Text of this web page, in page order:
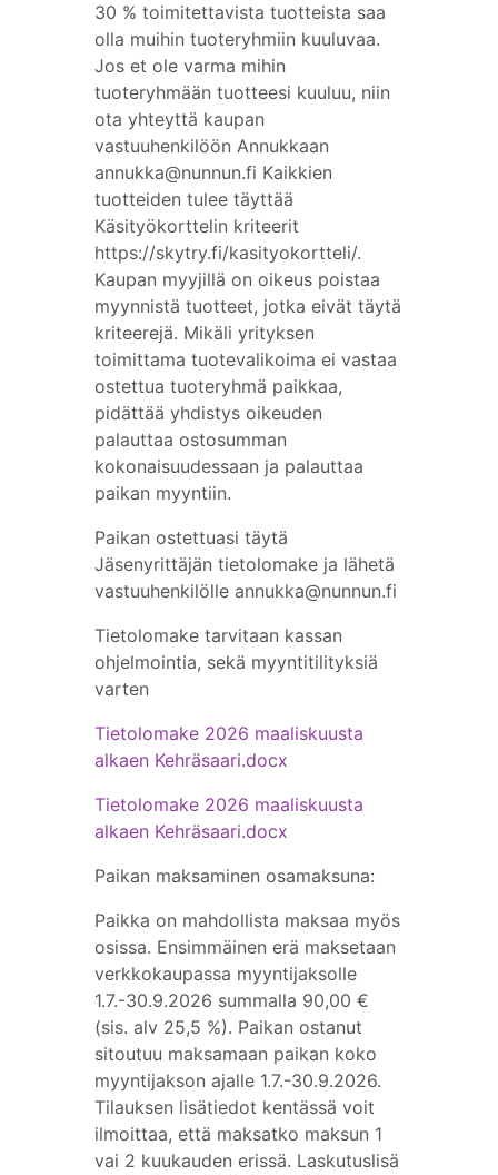
30 % toimitettavista tuotteista saa
olla muihin tuoteryhmiin kuuluvaa.
Jos et ole varma mihin
tuoteryhmään tuotteesi kuuluu, niin
ota yhteyttä kaupan
vastuuhenkilöön Annukkaan
annukka@nunnun.fi Kaikkien
tuotteiden tulee täyttää
Käsityökorttelin kriteerit
https://skytry.fi/kasityokortteli/.
Kaupan myyjillä on oikeus poistaa
myynnistä tuotteet, jotka eivät täytä
kriteerejä. Mikäli yrityksen
toimittama tuotevalikoima ei vastaa
ostettua tuoteryhmä paikkaa,
pidättää yhdistys oikeuden
palauttaa ostosumman
kokonaisuudessaan ja palauttaa
paikan myyntiin.
Paikan ostettuasi täytä
Jäsenyrittäjän tietolomake ja lähetä
vastuuhenkilölle annukka@nunnun.fi
Tietolomake tarvitaan kassan
ohjelmointia, sekä myyntitilityksiä
varten
Tietolomake 2026 maaliskuusta
alkaen Kehräsaari.docx
Tietolomake 2026 maaliskuusta
alkaen Kehräsaari.docx
Paikan maksaminen osamaksuna:
Paikka on mahdollista maksaa myös
osissa. Ensimmäinen erä maksetaan
verkkokaupassa myyntijaksolle
1.7.-30.9.2026 summalla 90,00 €
(sis. alv 25,5 %). Paikan ostanut
sitoutuu maksamaan paikan koko
myyntijakson ajalle 1.7.-30.9.2026.
Tilauksen lisätiedot kentässä voit
ilmoittaa, että maksatko maksun 1
vai 2 kuukauden erissä. Laskutuslisä